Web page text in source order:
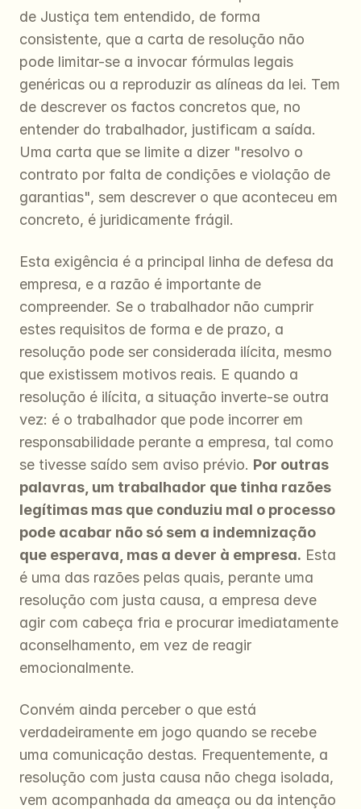
de Justiça tem entendido, de forma
consistente, que a carta de resolução não
pode limitar-se a invocar fórmulas legais
genéricas ou a reproduzir as alíneas da lei. Tem
de descrever os factos concretos que, no
entender do trabalhador, justificam a saída.
Uma carta que se limite a dizer "resolvo o
contrato por falta de condições e violação de
garantias", sem descrever o que aconteceu em
concreto, é juridicamente frágil.
Esta exigência é a principal linha de defesa da
empresa, e a razão é importante de
compreender. Se o trabalhador não cumprir
estes requisitos de forma e de prazo, a
resolução pode ser considerada ilícita, mesmo
que existissem motivos reais. E quando a
resolução é ilícita, a situação inverte-se outra
vez: é o trabalhador que pode incorrer em
responsabilidade perante a empresa, tal como
se tivesse saído sem aviso prévio. Por outras
palavras, um trabalhador que tinha razões
legítimas mas que conduziu mal o processo
pode acabar não só sem a indemnização
que esperava, mas a dever à empresa. Esta
é uma das razões pelas quais, perante uma
resolução com justa causa, a empresa deve
agir com cabeça fria e procurar imediatamente
aconselhamento, em vez de reagir
emocionalmente.
Convém ainda perceber o que está
verdadeiramente em jogo quando se recebe
uma comunicação destas. Frequentemente, a
resolução com justa causa não chega isolada,
vem acompanhada da ameaça ou da intenção